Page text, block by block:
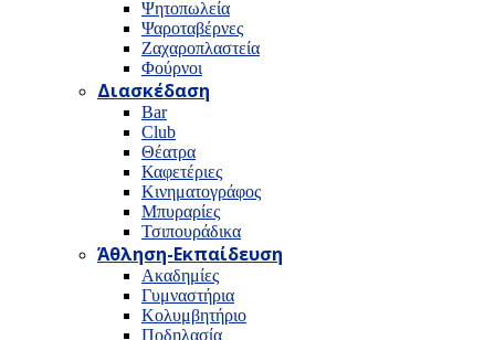
Ψητοπωλεία
Ψαροταβέρνες
Ζαχαροπλαστεία
Φούρνοι
Διασκέδαση
Bar
Club
Θέατρα
Καφετέριες
Κινηματογράφος
Μπυραρίες
Τσιπουράδικα
Άθληση-Εκπαίδευση
Ακαδημίες
Γυμναστήρια
Κολυμβητήριο
Ποδηλασία